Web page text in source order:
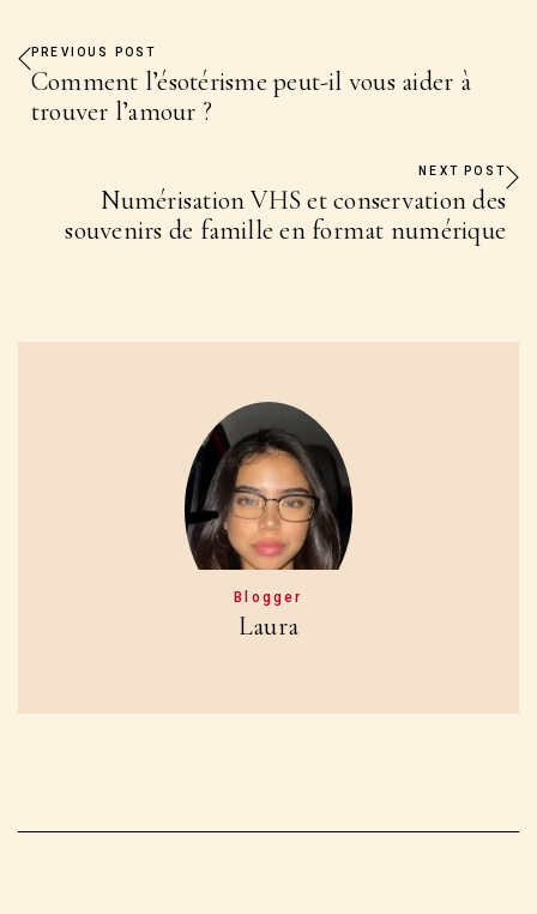
PREVIOUS POST
Comment l’ésotérisme peut-il vous aider à
trouver l’amour ?
NEXT POST
Numérisation VHS et conservation des
souvenirs de famille en format numérique
Blogger
Laura